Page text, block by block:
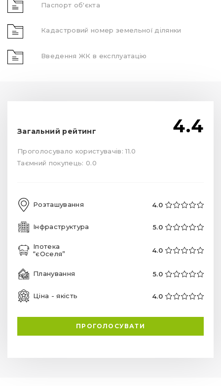
Паспорт об'єкта
Кадастровий номер земельної ділянки
Введення ЖК в експлуатацію
Загальний рейтинг 4.4
Проголосувало користувачів: 11.0
Таємний покупець: 0.0
Розташування 4.0
Інфраструктура 5.0
Іпотека
“єОселя”
4.0
Планування 5.0
Ціна - якість 4.0
ПРОГОЛОСУВАТИ